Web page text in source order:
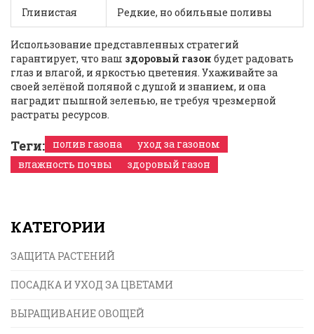
Глинистая Редкие, но обильные поливы
Использование представленных стратегий
гарантирует, что ваш здоровый газон будет радовать
глаз и влагой, и яркостью цветения. Ухаживайте за
своей зелёной поляной с душой и знанием, и она
наградит пышной зеленью, не требуя чрезмерной
растраты ресурсов.
Теги: полив газона
уход за газоном
влажность почвы
здоровый газон
КАТЕГОРИИ
ЗАЩИТА РАСТЕНИЙ
ПОСАДКА И УХОД ЗА ЦВЕТАМИ
ВЫРАЩИВАНИЕ ОВОЩЕЙ